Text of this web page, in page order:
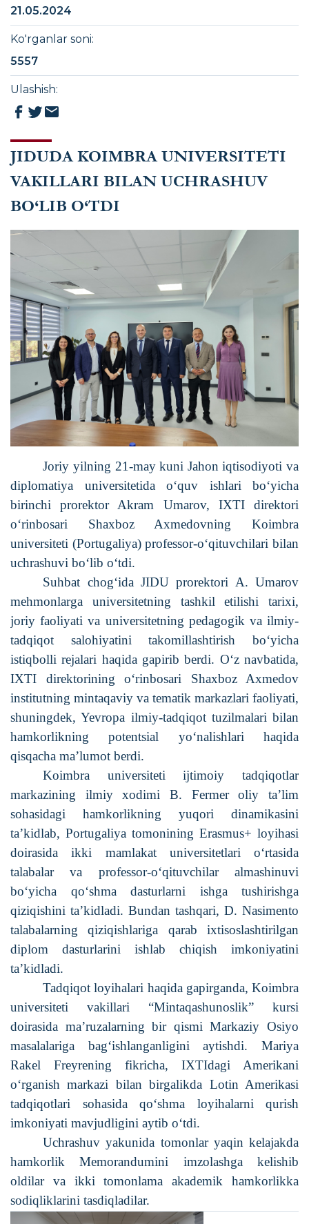
JIDUDA KOIMBRA UNIVERSITETI
VAKILLARI BILAN UCHRASHUV
BO‘LIB O‘TDI
Joriy yilning 21-may kuni Jahon iqtisodiyoti va
diplomatiya universitetida o‘quv ishlari bo‘yicha
birinchi prorektor Akram Umarov, IXTI direktori
o‘rinbosari Shaxboz Axmedovning Koimbra
universiteti (Portugaliya) professor-o‘qituvchilari bilan
uchrashuvi bo‘lib o‘tdi.
Suhbat chog‘ida JIDU prorektori A. Umarov
mehmonlarga universitetning tashkil etilishi tarixi,
joriy faoliyati va universitetning pedagogik va ilmiy-
tadqiqot salohiyatini takomillashtirish bo‘yicha
istiqbolli rejalari haqida gapirib berdi. O‘z navbatida,
IXTI direktorining o‘rinbosari Shaxboz Axmedov
institutning mintaqaviy va tematik markazlari faoliyati,
shuningdek, Yevropa ilmiy-tadqiqot tuzilmalari bilan
hamkorlikning potentsial yo‘nalishlari haqida
qisqacha ma’lumot berdi.
Koimbra universiteti ijtimoiy tadqiqotlar
markazining ilmiy xodimi B. Fermer oliy ta’lim
sohasidagi hamkorlikning yuqori dinamikasini
ta’kidlab, Portugaliya tomonining Erasmus+ loyihasi
doirasida ikki mamlakat universitetlari o‘rtasida
talabalar va professor-o‘qituvchilar almashinuvi
bo‘yicha qo‘shma dasturlarni ishga tushirishga
qiziqishini ta’kidladi. Bundan tashqari, D. Nasimento
talabalarning qiziqishlariga qarab ixtisoslashtirilgan
diplom dasturlarini ishlab chiqish imkoniyatini
ta’kidladi.
Tadqiqot loyihalari haqida gapirganda, Koimbra
universiteti vakillari “Mintaqashunoslik” kursi
doirasida ma’ruzalarning bir qismi Markaziy Osiyo
masalalariga bag‘ishlanganligini aytishdi. Mariya
Rakel Freyrening fikricha, IXTIdagi Amerikani
o‘rganish markazi bilan birgalikda Lotin Amerikasi
tadqiqotlari sohasida qo‘shma loyihalarni qurish
imkoniyati mavjudligini aytib o‘tdi.
Uchrashuv yakunida tomonlar yaqin kelajakda
hamkorlik Memorandumini imzolashga kelishib
oldilar va ikki tomonlama akademik hamkorlikka
sodiqliklarini tasdiqladilar.
21.05.2024
Ko'rganlar soni:
5557
Ulashish: